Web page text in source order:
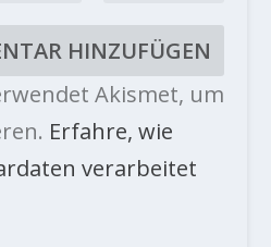
Akismet, um
Erfahre, wie
verarbeitet